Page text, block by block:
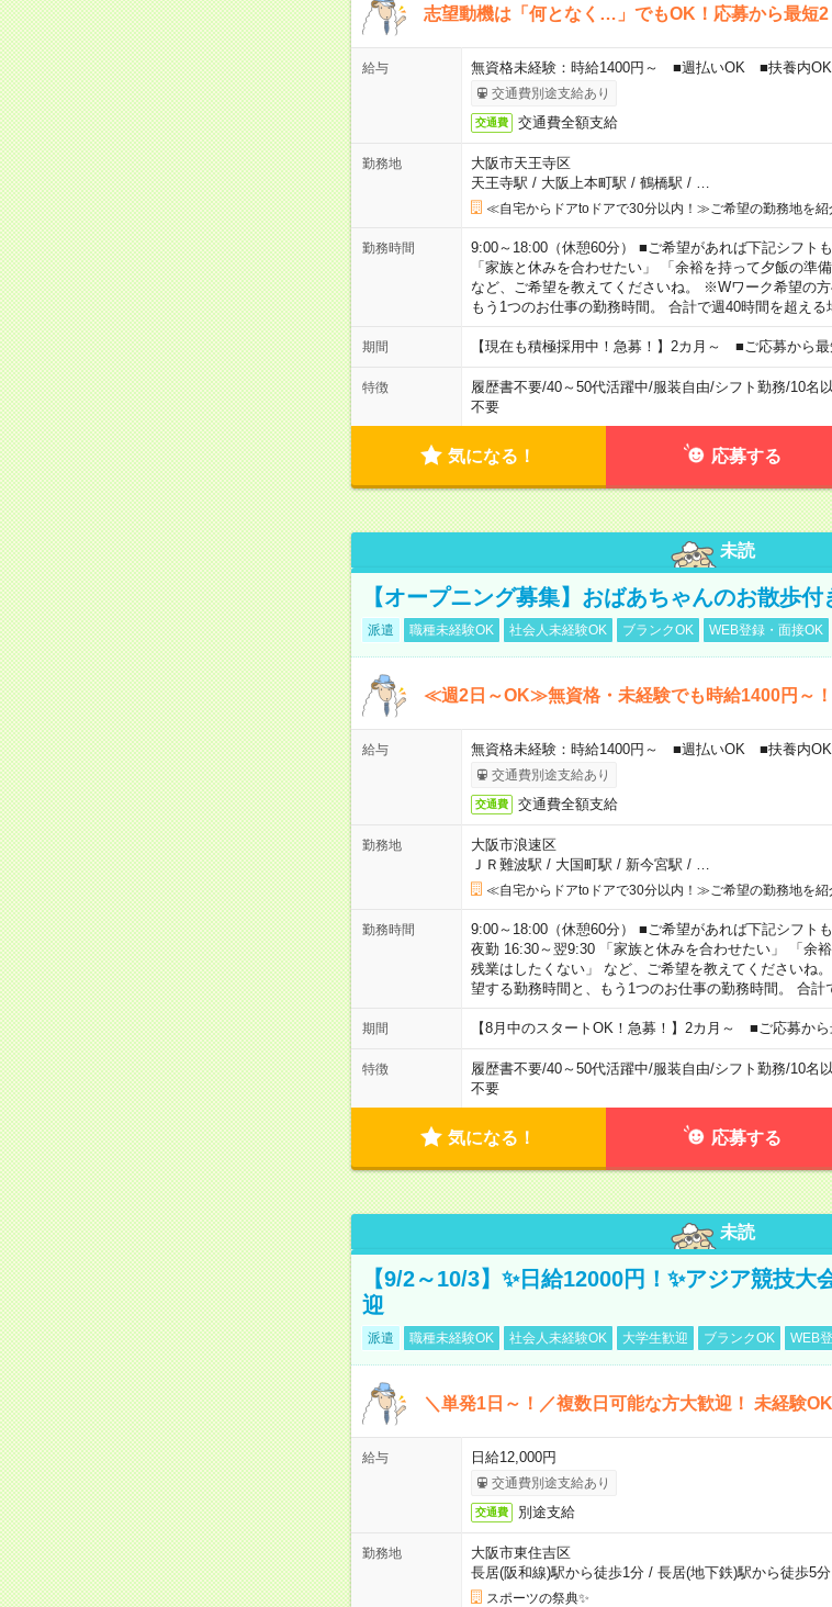
志望動機は「何となく…」でもOK！応募から最短2
給与 無資格未経験：時給1400円～ ■週払いOK ■扶養内
交通費別途支給あり
交通費 交通費全額支給
勤務地
大阪市天王寺区
天王寺駅 / 大阪上本町駅 / 鶴橋駅 /
≪自宅からドアtoドアで30分以内！≫ご希望の勤務地を紹
勤務時間
9:00～18:00（休憩60分） ■ご希望があれば下記シフト
「家族と休みを合わせたい」 「余裕を持って夕飯の準
など、ご希望を教えてくださいね。 ※Wワーク希望の
もう1つのお仕事の勤務時間。 合計で週40時間を超える
期間 【現在も積極採用中！急募！】2カ月～ ■ご応募から
特徴 履歴書不要/40～50代活躍中/服装自由/シフト勤務/10名
不要
気になる！ 応募する
未読
【オープニング募集】おばあちゃんのお散歩
派遣 職種未経験OK 社会人未経験OK ブランクOK WEB登録・面接OK
≪週2日～OK≫無資格・未経験でも時給1400円～！
給与 無資格未経験：時給1400円～ ■週払いOK ■扶養内
交通費別途支給あり
交通費 交通費全額支給
勤務地
大阪市浪速区
ＪＲ難波駅 / 大国町駅 / 新今宮駅 /
≪自宅からドアtoドアで30分以内！≫ご希望の勤務地を紹
勤務時間
9:00～18:00（休憩60分） ■ご希望があれば下記シフト
夜勤 16:30～翌9:30 「家族と休みを合わせたい」 「余
残業はしたくない」 など、ご希望を教えてくださいね
望する勤務時間と、もう1つのお仕事の勤務時間。 合計
期間 【8月中のスタートOK！急募！】2カ月～ ■ご応募か
特徴 履歴書不要/40～50代活躍中/服装自由/シフト勤務/10名
不要
気になる！ 応募する
未読
【9/2～10/3】✨日給12000円！✨アジア競技大
迎
派遣 職種未経験OK 社会人未経験OK 大学生歓迎 ブランクOK WEB
＼単発1日～！／複数日可能な方大歓迎！ 未経験
給与 日給12,000円
交通費別途支給あり
交通費 別途支給
勤務地
大阪市東住吉区
長居(阪和線)駅から徒歩1分/ 長居(地下鉄)駅から徒歩5分
スポーツの祭典✨